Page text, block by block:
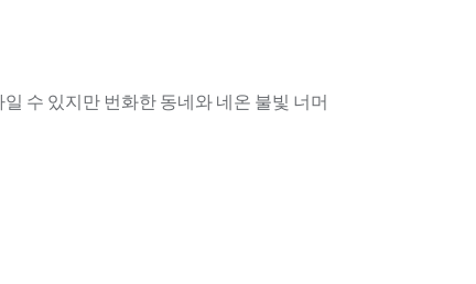
수 있지만 번화한 동네와 네온 불빛 너머